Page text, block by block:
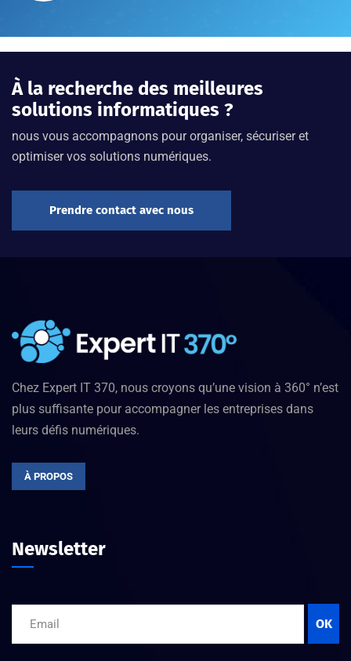
À la recherche des meilleures
solutions informatiques ?
nous vous accompagnons pour organiser, sécuriser et
optimiser vos solutions numériques.
Prendre contact avec nous
Chez Expert IT 370, nous croyons qu’une vision à 360° n’est
plus suffisante pour accompagner les entreprises dans
leurs défis numériques.
À PROPOS
Newsletter
OK